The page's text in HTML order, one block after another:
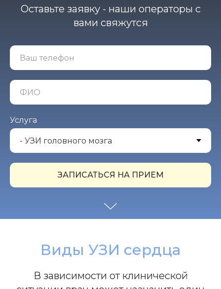
Оставьте заявку - наши операторы с
вами свяжутся
Услуга
ЗАПИСАТЬСЯ НА ПРИЕМ
Виды УЗИ сердца
В зависимости от клинической